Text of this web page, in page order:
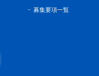
募集要項一覧